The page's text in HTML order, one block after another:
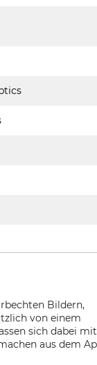
Bildern,
von einem
sich dabei mit
aus dem